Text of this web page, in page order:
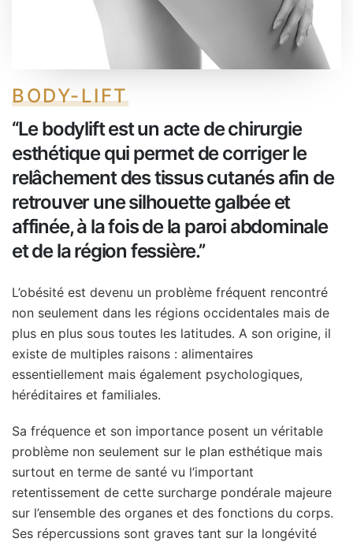
BODY-LIFT
‘‘Le bodylift est un acte de chirurgie
esthétique qui permet de corriger le
relâchement des tissus cutanés afin de
retrouver une silhouette galbée et
affinée, à la fois de la paroi abdominale
et de la région fessière.’’
L’obésité est devenu un problème fréquent rencontré
non seulement dans les régions occidentales mais de
plus en plus sous toutes les latitudes. A son origine, il
existe de multiples raisons : alimentaires
essentiellement mais également psychologiques,
héréditaires et familiales.
Sa fréquence et son importance posent un véritable
problème non seulement sur le plan esthétique mais
surtout en terme de santé vu l’important
retentissement de cette surcharge pondérale majeure
sur l’ensemble des organes et des fonctions du corps.
Ses répercussions sont graves tant sur la longévité